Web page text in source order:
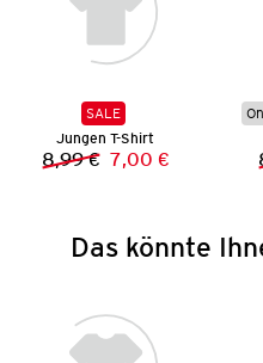
SALE
Jungen T-Shirt
Vorheriger Preis:
8,99 € Neuer Preis:
7,00 €
Das könnte